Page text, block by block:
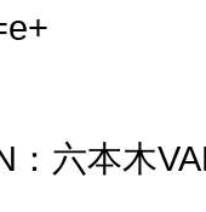
：六本木